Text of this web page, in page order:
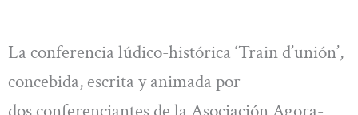
La conferencia lúdico-histórica ‘Train d’unión’,
concebida, escrita y animada por